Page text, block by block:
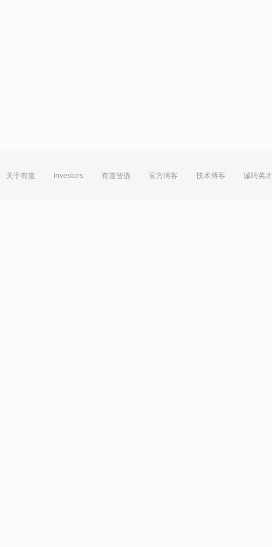
关于有道 Investors 有道智选 官方博客 技术博客 诚聘英才